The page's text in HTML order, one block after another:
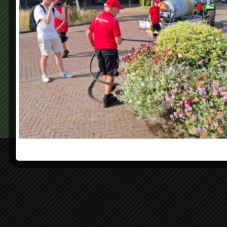
Geef een reactie
Je moet ingelogd zijn opom een reactie te plaatsen.